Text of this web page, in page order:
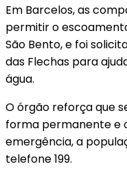
Em Barcelos, as
permitir o
São Bento, e foi
das Flechas para
água.
O órgão reforça que
forma permanente e
emergência, a
telefone 199.